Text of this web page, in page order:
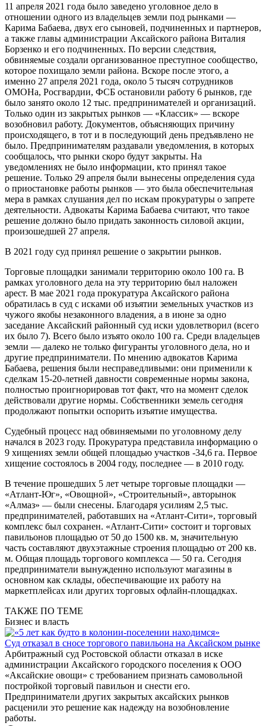
11 апреля 2021 года было заведено уголовное дело в
отношении одного из владельцев земли под рынками —
Карима Бабаева, двух его сыновей, подчиненных и партнеров,
а также главы администрации Аксайского района Виталия
Борзенко и его подчиненных. По версии следствия,
обвиняемые создали организованное преступное сообщество,
которое похищало земли района. Вскоре после этого, а
именно 27 апреля 2021 года, около 5 тысяч сотрудников
ОМОНа, Росгвардии, ФСБ остановили работу 6 рынков, где
было занято около 12 тыс. предпринимателей и организаций.
Только один из закрытых рынков — «Классик» — вскоре
возобновил работу. Документов, объясняющих причину
происходящего, в тот и в последующий день предъявлено не
было. Предпринимателям раздавали уведомления, в которых
сообщалось, что рынки скоро будут закрыты. На
уведомлениях не было информации, кто принял такое
решение. Только 29 апреля были вынесены определения суда
о приостановке работы рынков — это была обеспечительная
мера в рамках слушания дел по искам прокуратуры о запрете
деятельности. Адвокаты Карима Бабаева считают, что такое
решение должно было придать законность силовой акции,
произошедшей 27 апреля.
В 2021 году суд принял решение о закрытии рынков.
Торговые площадки занимали территорию около 100 га. В
рамках уголовного дела на эту территорию был наложен
арест. В мае 2021 года прокуратура Аксайского района
обратилась в суд с исками об изъятии земельных участков из
чужого якобы незаконного владения, а в июне за одно
заседание Аксайский районный суд иски удовлетворил (всего
их было 7). Всего было изъято около 100 га. Среди владельцев
земли — далеко не только фигуранты уголовного дела, но и
другие предприниматели. По мнению адвокатов Карима
Бабаева, решения были несправедливыми: они применили к
сделкам 15-20-летней давности современные нормы закона,
полностью проигнорировав тот факт, что на момент сделок
действовали другие нормы. Собственники земель сегодня
продолжают попытки оспорить изъятие имущества.
Судебный процесс над обвиняемыми по уголовному делу
начался в 2023 году. Прокуратура представила информацию о
9 хищениях земли общей площадью участков -34,6 га. Первое
хищение состоялось в 2004 году, последнее — в 2010 году.
В течение прошедших 5 лет четыре торговые площадки —
«Атлант-Юг», «Овощной», «Строительный», авторынок
«Алмаз» — были снесены. Благодаря усилиям 2,5 тыс.
предпринимателей, работавших на «Атлант-Сити», торговый
комплекс был сохранен. «Атлант-Сити» состоит и торговых
павильонов площадью от 50 до 1500 кв. м, значительную
часть составляют двухэтажные строения площадью от 200 кв.
м. Общая площадь торгового комплекса — 50 га. Сегодня
предприниматели вынужденно используют магазины в
основном как склады, обеспечивающие их работу на
маркетплейсах или других торговых офлайн-площадках.
ТАКЖЕ ПО ТЕМЕ
Бизнес и власть
Суд отказал в сносе торгового павильона на Аксайском рынке
Арбитражный суд Ростовской области отказал в иске
администрации Аксайского городского поселения к ООО
«Аксайские овощи» с требованием признать самовольной
постройкой торговый павильон и снести его.
Предприниматели других закрытых аксайских рынков
расценили это решение как надежду на возобновление
работы.